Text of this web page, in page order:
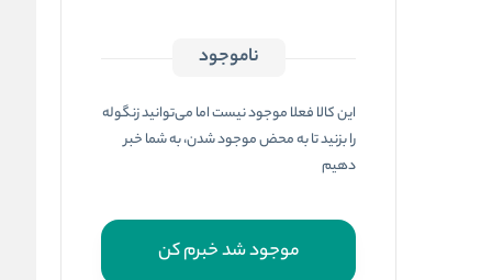
ناموجود
این کالا فعلا موجود نیست اما می‌توانید زنگوله
را بزنید تا به محض موجود شدن، به شما خبر
دهیم
موجود شد خبرم کن